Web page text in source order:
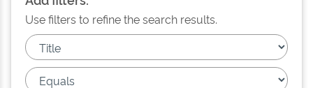
Use filters to refine the search results.